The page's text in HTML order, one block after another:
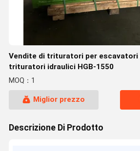
Vendite di trituratori per escavatori
trituratori idraulici HGB-1550
MOQ：1
Miglior prezzo
Descrizione Di Prodotto